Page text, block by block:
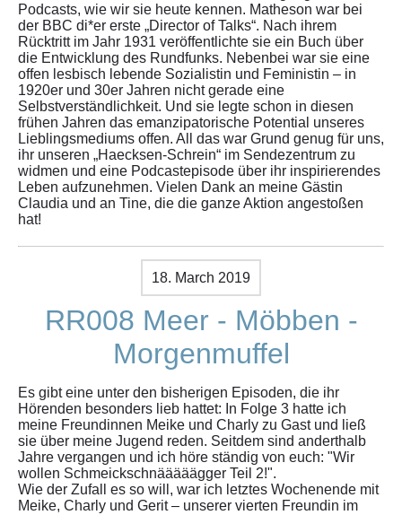
Podcasts, wie wir sie heute kennen. Matheson war bei
der BBC di*er erste „Director of Talks“. Nach ihrem
Rücktritt im Jahr 1931 veröffentlichte sie ein Buch über
die Entwicklung des Rundfunks. Nebenbei war sie eine
offen lesbisch lebende Sozialistin und Feministin – in
1920er und 30er Jahren nicht gerade eine
Selbstverständlichkeit. Und sie legte schon in diesen
frühen Jahren das emanzipatorische Potential unseres
Lieblingsmediums offen. All das war Grund genug für uns,
ihr unseren „Haecksen-Schrein“ im Sendezentrum zu
widmen und eine Podcastepisode über ihr inspirierendes
Leben aufzunehmen. Vielen Dank an meine Gästin
Claudia und an Tine, die die ganze Aktion angestoßen
hat!
18. March 2019
RR008 Meer - Möbben -
Morgenmuffel
Es gibt eine unter den bisherigen Episoden, die ihr
Hörenden besonders lieb hattet: In Folge 3 hatte ich
meine Freundinnen Meike und Charly zu Gast und ließ
sie über meine Jugend reden. Seitdem sind anderthalb
Jahre vergangen und ich höre ständig von euch: "Wir
wollen Schmeickschnääääägger Teil 2!".
Wie der Zufall es so will, war ich letztes Wochenende mit
Meike, Charly und Gerit – unserer vierten Freundin im